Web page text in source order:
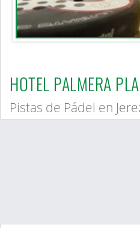
HOTEL PALMERA
Pistas de Pádel en